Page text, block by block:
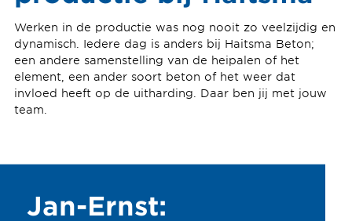
Werken in de productie was nog nooit zo veelzijdig en
dynamisch. Iedere dag is anders bij Haitsma Beton;
een andere samenstelling van de heipalen of het
element, een ander soort beton of het weer dat
invloed heeft op de uitharding. Daar ben jij met jouw
team.
Jan-Ernst: